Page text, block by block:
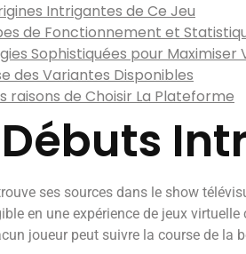
Intrigantes de Ce Jeu
de Fonctionnement et
Sophistiquées pour Maximiser
des Variantes Disponibles
raisons de Choisir La Plateforme
Débuts
ses sources dans le show
en une expérience de jeux
joueur peut suivre la course de la